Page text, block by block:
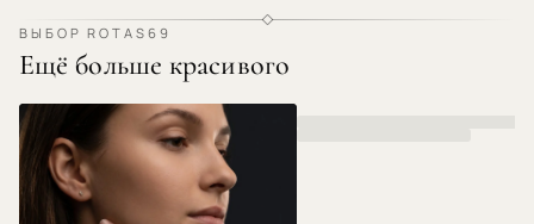
ВЫБОР ROTAS69
Ещё больше красивого